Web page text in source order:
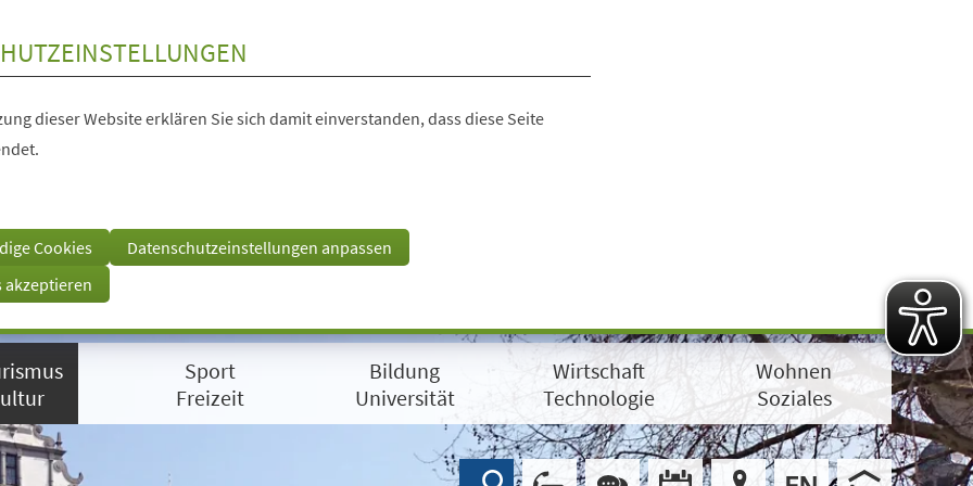
dieser Website erklären Sie sich damit einverstanden, dass diese Seite
Cookies
Datenschutzeinstellungen anpassen
akzeptieren
Sport
Freizeit
Bildung
Universität
Wirtschaft
Technologie
Wohnen
Soziales